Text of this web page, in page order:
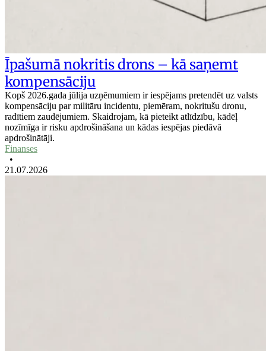
Īpašumā nokritis drons – kā saņemt
kompensāciju
Kopš 2026.gada jūlija uzņēmumiem ir iespējams pretendēt uz valsts
kompensāciju par militāru incidentu, piemēram, nokritušu dronu,
radītiem zaudējumiem. Skaidrojam, kā pieteikt atlīdzību, kādēļ
nozīmīga ir risku apdrošināšana un kādas iespējas piedāvā
apdrošinātāji.
Finanses
•
21.07.2026